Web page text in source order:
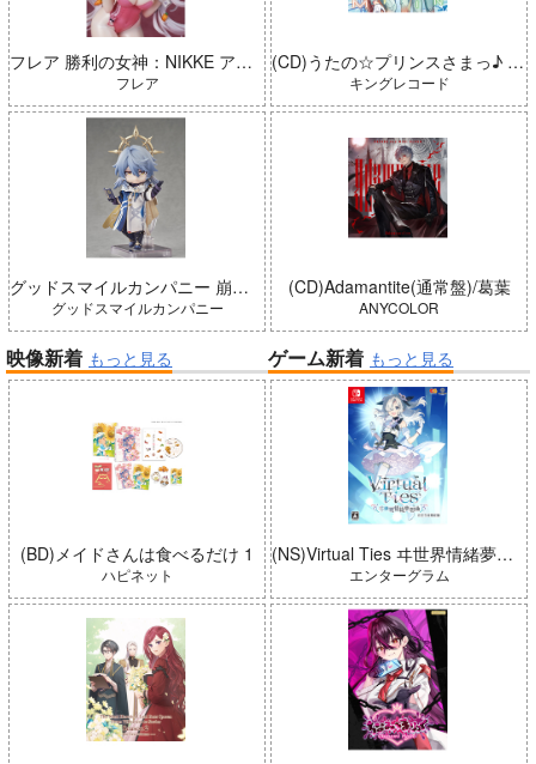
フレア 勝利の女神：NIKKE アリス：ワンダーランドバニー 完成品
フレア
グッドスマイルカンパニー 崩壊：スターレイル ねんどろいどどーる サンデー 完成品
グッドスマイルカンパニー
(CD)うたの☆プリンスさまっ♪ LIVE EMOTION 2nd Anniversary CD トキヤ・カミュ・瑛二・大和
キングレコード
(CD)Adamantite(通常盤)/葛葉
ANYCOLOR
映像新着 もっと見る
(BD)メイドさんは食べるだけ 1
ハピネット
ゲーム新着 もっと見る
(NS)Virtual Ties ヰ世界情緒夢想曲 完全生産限定版
エンターグラム